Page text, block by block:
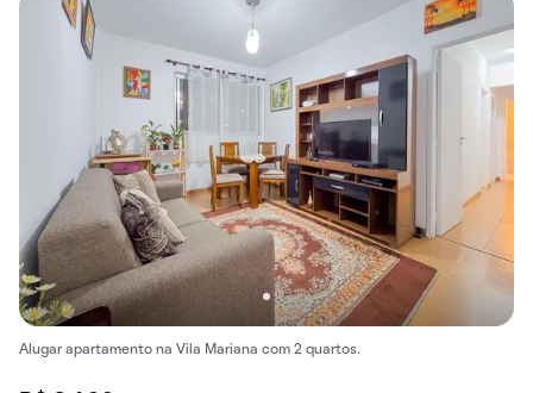
Alugar apartamento na Vila Mariana com 2 quartos.